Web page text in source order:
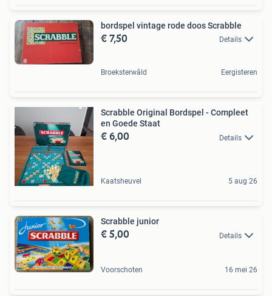
bordspel vintage rode doos Scrabble
€ 7,50 Details
Broeksterwâld Eergisteren
Scrabble Original Bordspel - Compleet
en Goede Staat
€ 6,00 Details
Kaatsheuvel 5 aug 26
Scrabble junior
€ 5,00 Details
Voorschoten 16 mei 26